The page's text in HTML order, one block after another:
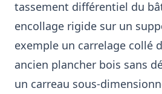
tassement différentiel du
encollage rigide sur un
exemple un carrelage collé
ancien plancher bois sans
un carreau sous-